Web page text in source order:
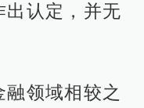
出认定，并无
领域相较之